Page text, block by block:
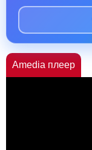
Amedia плеер